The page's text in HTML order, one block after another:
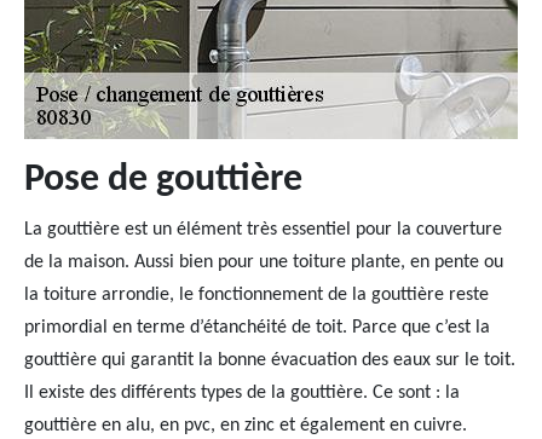
Pose de gouttière
La gouttière est un élément très essentiel pour la couverture
de la maison. Aussi bien pour une toiture plante, en pente ou
la toiture arrondie, le fonctionnement de la gouttière reste
primordial en terme d’étanchéité de toit. Parce que c’est la
gouttière qui garantit la bonne évacuation des eaux sur le toit.
Il existe des différents types de la gouttière. Ce sont : la
gouttière en alu, en pvc, en zinc et également en cuivre.